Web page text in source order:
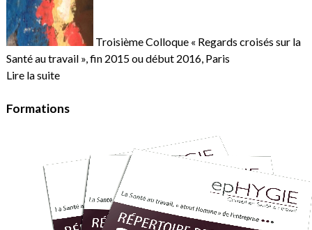
Troisième Colloque « Regards croisés sur la
Santé au travail », fin 2015 ou début 2016, Paris
Lire la suite
Formations